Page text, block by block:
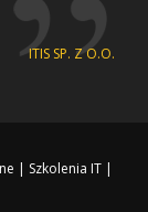
ITIS SP. Z O.O.
| Szkolenia IT |